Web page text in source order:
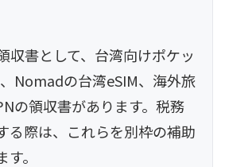
収書として、台湾向けポケッ
Nomadの台湾eSIM、海外旅
の領収書があります。税務
る際は、これらを別枠の補助
。